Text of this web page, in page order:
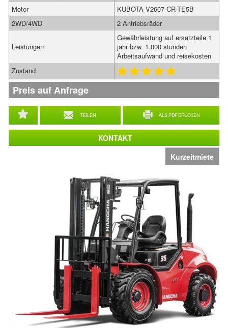
Kurzeitmiete
TEILEN ALS PDF DRUCKEN
Motor
KUBOTA V2607-CR-TE5B
2WD/4WD
2 Antriebsräder
Leistungen
Gewährleistung auf ersatzteile 1
jahr bzw. 1.000 stunden
Arbeitsaufwand und reisekosten
Zustand
Preis auf Anfrage
KONTAKT